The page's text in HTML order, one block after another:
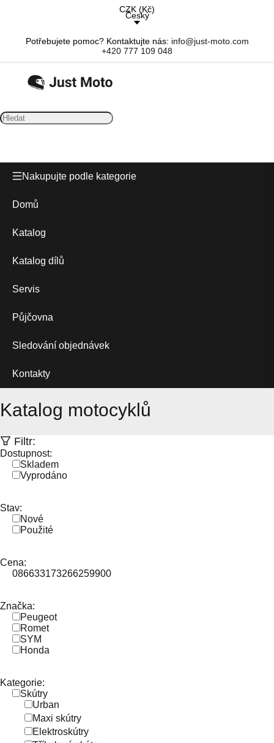
CZK (Kč)
Český
Potřebujete pomoc? Kontaktujte nás: info@just-moto.com
+420 777 109 048
Nakupujte podle kategorie
Domů
Katalog
Katalog dílů
Servis
Půjčovna
Sledování objednávek
Kontakty
Katalog motocyklů
Filtr:
Dostupnost:
Skladem
Vyprodáno
Stav:
Nové
Použité
Cena:
086633173266259900
Značka:
Peugeot
Romet
SYM
Honda
Kategorie:
Skútry
Urban
Maxi skútry
Elektroskútry